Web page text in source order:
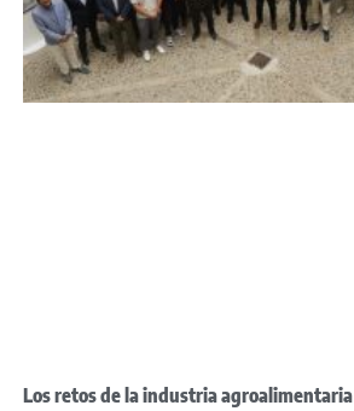
Los retos de la industria